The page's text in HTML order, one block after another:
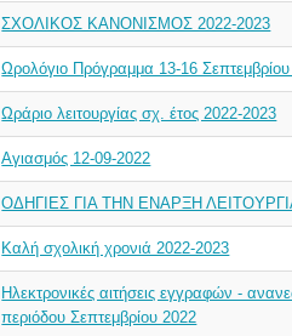
ΣΧΟΛΙΚΟΣ ΚΑΝΟΝΙΣΜΟΣ 2022-2023
Ωρολόγιο Πρόγραμμα 13-16
Ωράριο λειτουργίας σχ. έτος 2022-2023
Αγιασμός 12-09-2022
ΟΔΗΓΙΕΣ ΓΙΑ ΤΗΝ ΕΝΑΡΞΗ
Kαλή σχολική χρονιά 2022-2023
Ηλεκτρονικές αιτήσεις εγγραφών -
περιόδου Σεπτεμβρίου 2022